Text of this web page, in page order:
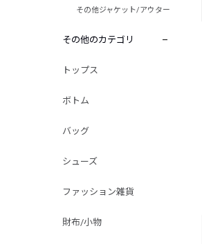
その他ジャケット/アウター
その他のカテゴリ
トップス
ボトム
バッグ
シューズ
ファッション雑貨
財布/小物